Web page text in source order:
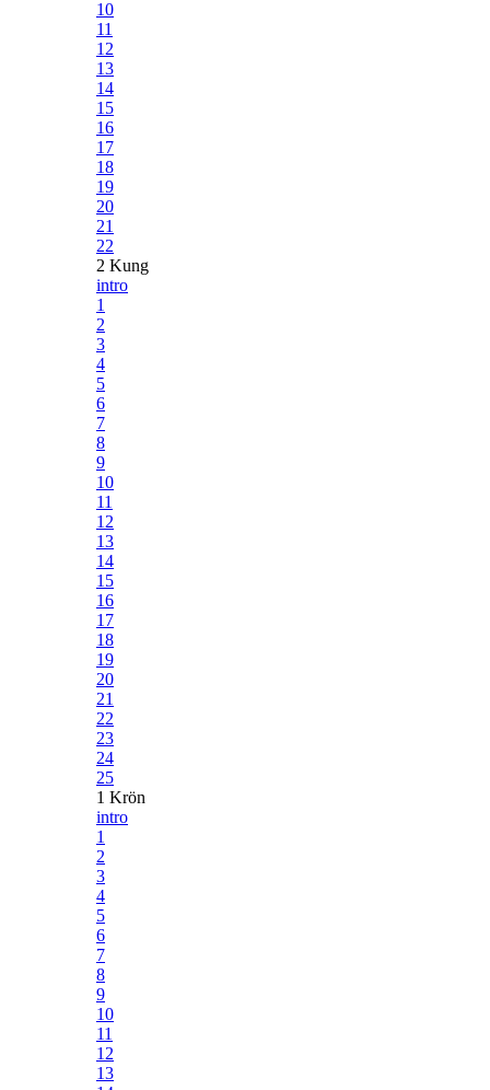
10
11
12
13
14
15
16
17
18
19
20
21
22
2 Kung
intro
1
2
3
4
5
6
7
8
9
10
11
12
13
14
15
16
17
18
19
20
21
22
23
24
25
1 Krön
intro
1
2
3
4
5
6
7
8
9
10
11
12
13